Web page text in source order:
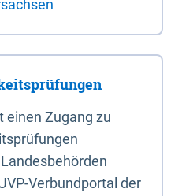
einen Zugang zu
Verbundportal der